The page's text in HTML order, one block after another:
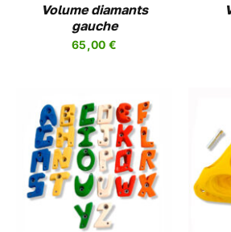
Volume diamants
gauche
65,00 €
OPTIONS
PEUVENT
ÊTRE
PAGE
DU
PRODUIT
CHOIX DES OPTIONS
CE
PRODUIT
A
PLUSIEURS
/ DETAILS